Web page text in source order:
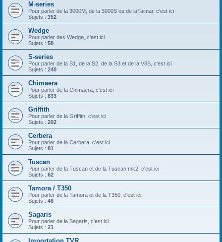
M-series
Pour parler de la 3000M, de la 3000S ou de laTaimar, c'est ici
Sujets : 352
Wedge
Pour parler des Wedge, c'est ici
Sujets : 58
S-series
Pour parler de la S1, de la S2, de la S3 et de la V8S, c'est ici
Sujets : 240
Chimaera
Pour parler de la Chimaera, c'est ici
Sujets : 833
Griffith
Pour parler de la Griffith, c'est ici
Sujets : 202
Cerbera
Pour parler de la Cerbera, c'est ici
Sujets : 81
Tuscan
Pour parler de la Tuscan et de la Tuscan mk2, c'est ici
Sujets : 62
Tamora / T350
Pour parler de la Tamora et de la T350, c'est ici
Sujets : 46
Sagaris
Pour parler de la Sagaris, c'est ici
Sujets : 21